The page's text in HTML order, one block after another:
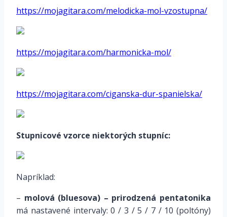
https://mojagitara.com/melodicka-mol-vzostupna/
https://mojagitara.com/harmonicka-mol/
https://mojagitara.com/ciganska-dur-spanielska/
Stupnicové vzorce niektorých stupníc:
Napríklad:
– molová (bluesova) – prirodzená pentatonika
má nastavené intervaly: 0 / 3 / 5 / 7 / 10 (poltóny)